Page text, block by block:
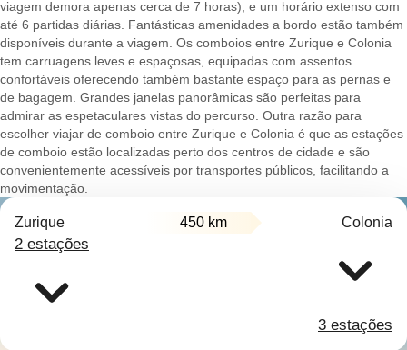
viagem demora apenas cerca de 7 horas), e um horário extenso com
até 6 partidas diárias. Fantásticas amenidades a bordo estão também
disponíveis durante a viagem. Os comboios entre Zurique e Colonia
tem carruagens leves e espaçosas, equipadas com assentos
confortáveis oferecendo também bastante espaço para as pernas e
de bagagem. Grandes janelas panorâmicas são perfeitas para
admirar as espetaculares vistas do percurso. Outra razão para
escolher viajar de comboio entre Zurique e Colonia é que as estações
de comboio estão localizadas perto dos centros de cidade e são
convenientemente acessíveis por transportes públicos, facilitando a
movimentação.
Zurique 450 km Colonia
2 estações
3 estações